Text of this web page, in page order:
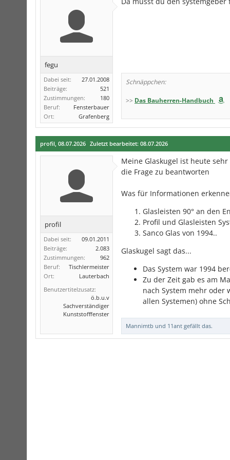
fegu
Dabei seit:
27.01.2008
Beiträge:
521
Zustimmungen:
180
Beruf:
Fensterbauer
Ort:
Grafenberg
Schnäppchen:
>> Das Bauherren-Handbuch
profil, 08.07.2026 Zuletzt bearbeitet: 08.07.2026
profil
Dabei seit:
09.01.2011
Beiträge:
2.083
Zustimmungen:
962
Beruf:
Tischlermeister
Ort:
Lauterbach
Benutzertitelzusatz:
ö.b.u.v
Sachverständiger
Kunststofffenster
Meine Glaskugel ist heute
die Frage zu beantworten
Was für Informationen
Glasleisten 90° an den
Profil und Glasleisten
Sanco Glas von 1994..
Glaskugel sagt das...
Das System war 1994
Zu der Zeit gab es am
nach System mehr oder
allen Systemen) ohne
Mannimtb und 11ant gefällt das.